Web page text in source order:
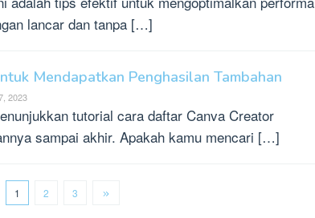
lancar dan tanpa […]
Mendapatkan Penghasilan Tambahan
2023
tutorial cara daftar Canva Creator
sampai akhir. Apakah kamu mencari […]
1 2 3